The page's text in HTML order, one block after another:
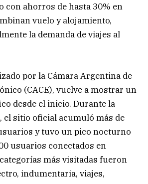
con ahorros de hasta 30% en
vuelo y alojamiento,
la demanda de viajes al
por la Cámara Argentina de
(CACE), vuelve a mostrar un
desde el inicio. Durante la
el sitio oficial acumuló más de
y tuvo un pico nocturno
usuarios conectados en
más visitadas fueron
indumentaria, viajes,